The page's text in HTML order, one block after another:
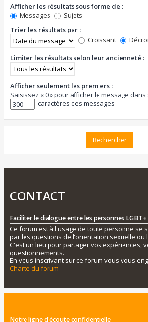
Afficher les résultats sous forme de :
Messages
Sujets
Trier les résultats par :
Croissant
Limiter les résultats selon leur ancienneté :
Afficher seulement les premiers :
Saisissez « 0 » pour afficher le message
caractères des messages
CONTACT
Faciliter le dialogue entre les personnes
Ce forum est à l'usage de toute personne se
par les questions de l'orientation sexuelle ou
C'est un lieu pour partager vos expériences,
questionnements.
En vous inscrivant sur ce forum vous vous
Charte du forum
Notre ligne d'écoute confidentielle